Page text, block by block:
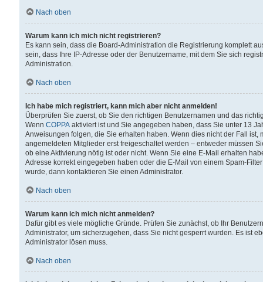
Nach oben
Warum kann ich mich nicht registrieren?
Es kann sein, dass die Board-Administration die Registrierung komplett
sein, dass Ihre IP-Adresse oder der Benutzername, mit dem Sie sich
Administration.
Nach oben
Ich habe mich registriert, kann mich aber nicht anmelden!
Überprüfen Sie zuerst, ob Sie den richtigen Benutzernamen und das
Wenn COPPA aktiviert ist und Sie angegeben haben, dass Sie unter 13
Anweisungen folgen, die Sie erhalten haben. Wenn dies nicht der Fall
angemeldeten Mitglieder erst freigeschaltet werden – entweder müssen
ob eine Aktivierung nötig ist oder nicht. Wenn Sie eine E-Mail erhalten
Adresse korrekt eingegeben haben oder die E-Mail von einem Spam-
wurde, dann kontaktieren Sie einen Administrator.
Nach oben
Warum kann ich mich nicht anmelden?
Dafür gibt es viele mögliche Gründe. Prüfen Sie zunächst, ob Ihr
Administrator, um sicherzugehen, dass Sie nicht gesperrt wurden. Es ist
Administrator lösen muss.
Nach oben